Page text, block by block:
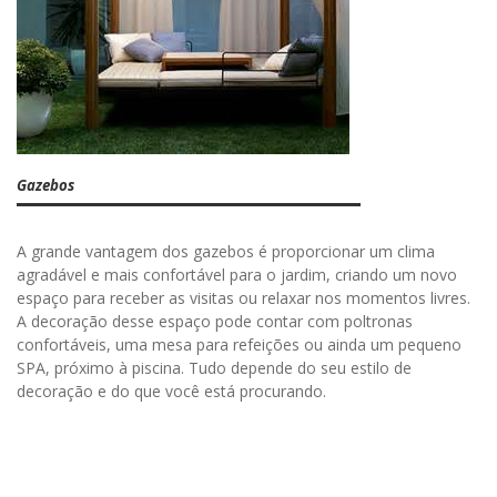
Gazebos
A grande vantagem dos gazebos é proporcionar um clima
agradável e mais confortável para o jardim, criando um novo
espaço para receber as visitas ou relaxar nos momentos livres.
A decoração desse espaço pode contar com poltronas
confortáveis, uma mesa para refeições ou ainda um pequeno
SPA, próximo à piscina. Tudo depende do seu estilo de
decoração e do que você está procurando.